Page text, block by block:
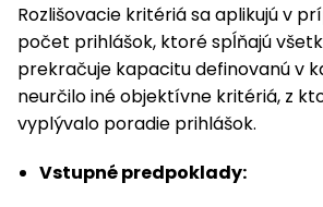
Rozlišovacie kritériá sa aplikujú v
počet prihlášok, ktoré spĺňajú
prekračuje kapacitu definovanú v
neurčilo iné objektívne kritériá, z
vyplývalo poradie prihlášok.
Vstupné predpoklady: